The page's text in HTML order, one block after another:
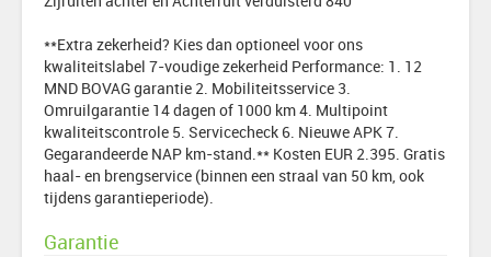
**Extra zekerheid? Kies dan optioneel voor ons
kwaliteitslabel 7-voudige zekerheid Performance: 1. 12
MND BOVAG garantie 2. Mobiliteitsservice 3.
Omruilgarantie 14 dagen of 1000 km 4. Multipoint
kwaliteitscontrole 5. Servicecheck 6. Nieuwe APK 7.
Gegarandeerde NAP km-stand.** Kosten EUR 2.395. Gratis
haal- en brengservice (binnen een straal van 50 km, ook
tijdens garantieperiode).
Garantie